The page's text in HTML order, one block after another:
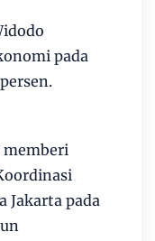
pada
memberi
Jakarta pada